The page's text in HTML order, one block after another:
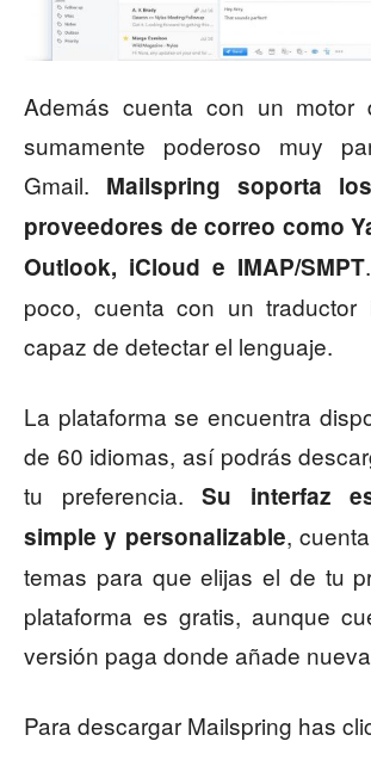
Además cuenta con un motor
sumamente poderoso muy
Gmail. Mailspring soporta
proveedores de correo como
Outlook, iCloud e IMAP/SMPT
poco, cuenta con un
capaz de detectar el lenguaje.
La plataforma se encuentra
de 60 idiomas, así podrás
tu preferencia.Su interfaz
simple y personalizable,
temas para que elijas el de tu
plataforma es gratis, aunque
versión paga donde añade
Para descargar Mailspring has